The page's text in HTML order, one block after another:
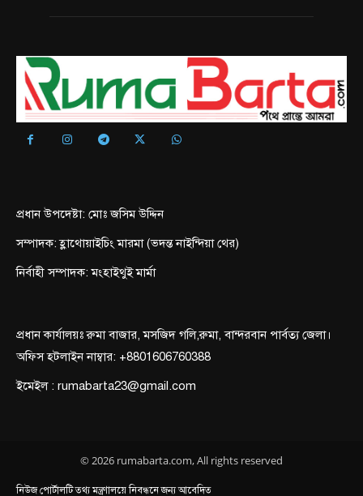
প্রধান উপদেষ্টা: মোঃ জসিম উদ্দিন
সম্পাদক: হ্লাথোয়াইচিং মারমা (ভদন্ত নাইন্দিয়া থের)
নির্বাহী সম্পাদক: মংহাইথুই মার্মা
প্রধান কার্যালয়ঃ রুমা বাজার, মসজিদ গলি,রুমা, বান্দরবান পার্বত্য জেলা।
অফিস হটলাইন নাম্বার: +8801606760388
ইমেইল : rumabarta23@gmail.com
© 2026 rumabarta.com, All rights reserved
নিউজ পোর্টালটি তথ্য মন্ত্রণালয়ে নিবন্ধনে জন্য আবেদিত